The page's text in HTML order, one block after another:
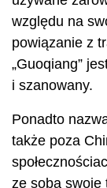
względu na
powiązanie z
„Guoqiang”
i szanowany.
Ponadto
także poza
ze sobą swoje